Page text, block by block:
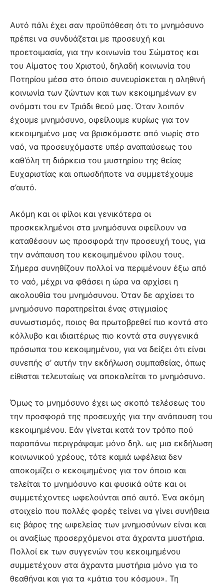
Αυτό πάλι έχει σαν προϋπόθεση ότι το μνημόσυνο
πρέπει να συνδυάζεται με προσευχή και
προετοιμασία, για την κοινωνία του Σώματος και
του Αίματος του Χριστού, δηλαδή κοινωνία του
Ποτηρίου μέσα στο όποιο συνευρίσκεται η αληθινή
κοινωνία των ζώντων και των κεκοιμημένων εν
ονόματι του εν Τριάδι θεού μας. Όταν λοιπόν
έχουμε μνημόσυνο, οφείλουμε κυρίως για τον
κεκοιμημένο μας να βρισκόμαστε από νωρίς στο
ναό, να προσευχόμαστε υπέρ αναπαύσεως του
καθ’όλη τη διάρκεια του μυστηρίου της θείας
Ευχαριστίας και οπωσδήποτε να συμμετέχουμε
σ’αυτό.
Ακόμη και οι φίλοι και γενικότερα οι
προσκεκλημένοι στα μνημόσυνα οφείλουν να
καταθέσουν ως προσφορά την προσευχή τους, για
την ανάπαυση του κεκοιμημένου φίλου τους.
Σήμερα συνηθίζουν πολλοί να περιμένουν έξω από
το ναό, μέχρι να φθάσει η ώρα να αρχίσει η
ακολουθία του μνημόσυνου. Όταν δε αρχίσει το
μνημόσυνο παρατηρείται ένας στιγμιαίος
συνωστισμός, ποιος θα πρωτοβρεθεί πιο κοντά στο
κόλλυβο και ιδιαιτέρως πιο κοντά στα συγγενικά
πρόσωπα του κεκοιμημένου, για να δείξει ότι είναι
συνεπής σ’ αυτήν την εκδήλωση συμπαθείας, όπως
είθισται τελευταίως να αποκαλείται το μνημόσυνο.
Όμως το μνημόσυνο έχει ως σκοπό τελέσεως του
την προσφορά της προσευχής για την ανάπαυση του
κεκοιμημένου. Εάν γίνεται κατά τον τρόπο πού
παραπάνω περιγράψαμε μόνο δηλ. ως μια εκδήλωση
κοινωνικού χρέους, τότε καμιά ωφέλεια δεν
αποκομίζει ο κεκοιμημένος για τον όποιο και
τελείται το μνημόσυνο και φυσικά ούτε και οι
συμμετέχοντες ωφελούνται από αυτό. Ένα ακόμη
στοιχείο που πολλές φορές τείνει να γίνει συνήθεια
εις βάρος της ωφελείας των μνημοσύνων είναι και
οι αναξίως προσερχόμενοι στα άχραντα μυστήρια.
Πολλοί εκ των συγγενών του κεκοιμημένου
συμμετέχουν στα άχραντα μυστήρια μόνο για το
θεαθήναι και για τα «μάτια του κόσμου». Τη